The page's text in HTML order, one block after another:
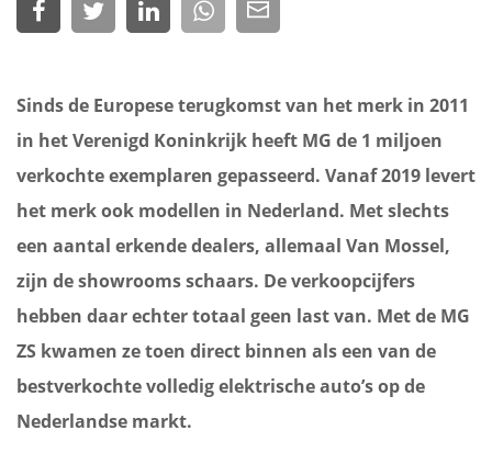
Sinds de Europese terugkomst van het merk in 2011
in het Verenigd Koninkrijk heeft MG de 1 miljoen
verkochte exemplaren gepasseerd. Vanaf 2019 levert
het merk ook modellen in Nederland. Met slechts
een aantal erkende dealers, allemaal Van Mossel,
zijn de showrooms schaars. De verkoopcijfers
hebben daar echter totaal geen last van. Met de MG
ZS kwamen ze toen direct binnen als een van de
bestverkochte volledig elektrische auto’s op de
Nederlandse markt.